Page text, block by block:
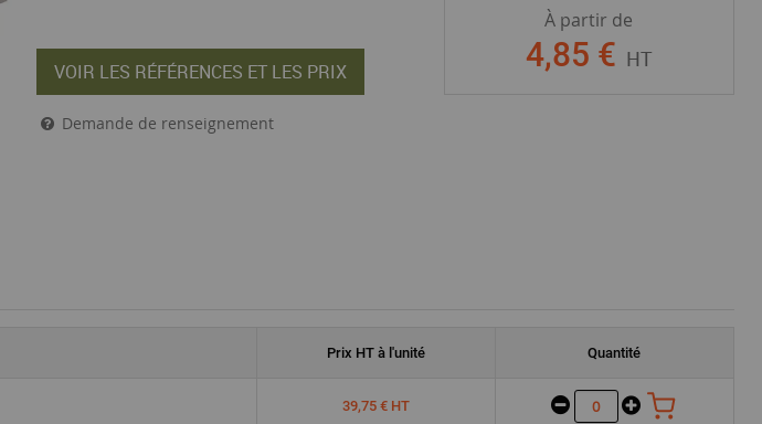
VOIR LES RÉFÉRENCES ET LES PRIX
À partir de
4,85 € HT
Demande de renseignement
Prix HT à l'unité Quantité
39,75 € HT